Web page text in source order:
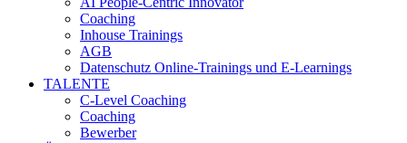
Coaching
Inhouse Trainings
AGB
Datenschutz Online-Trainings und E-Learnings
TALENTE
C-Level Coaching
Coaching
Bewerber